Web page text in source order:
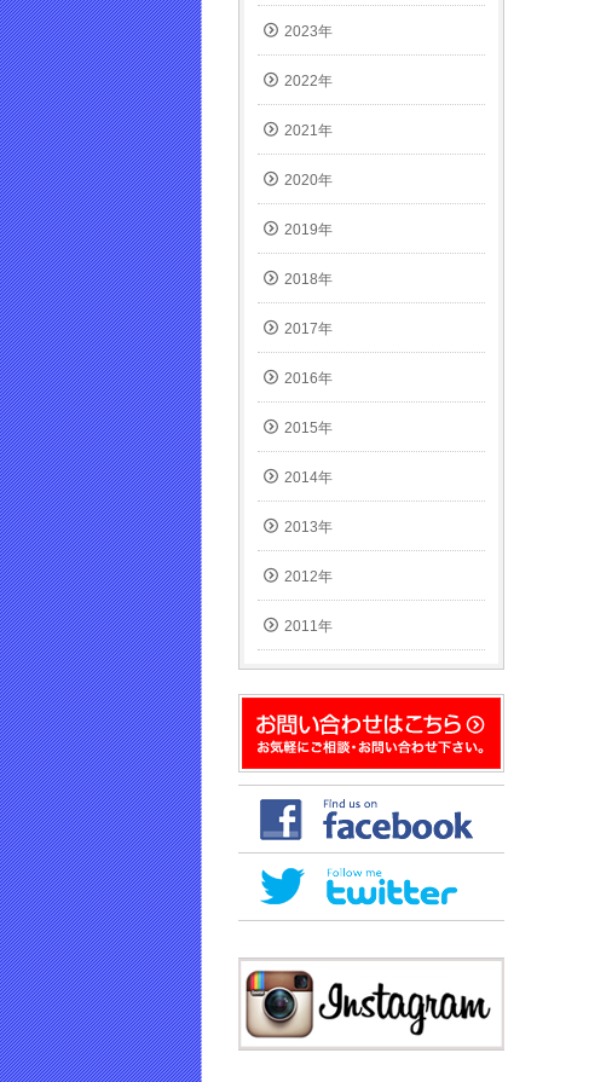
2023年
2022年
2021年
2020年
2019年
2018年
2017年
2016年
2015年
2014年
2013年
2012年
2011年